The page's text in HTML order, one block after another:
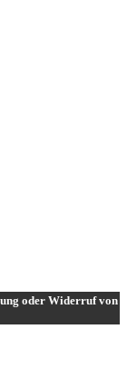
oder Widerruf von